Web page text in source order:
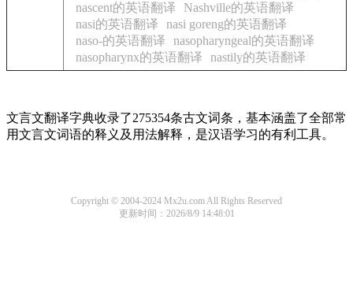
nascent的英语翻译
Nashville的英语翻译
nasi的英语翻译
nasi goreng的英语翻译
naso-的英语翻译
nasopharyngeal的英语翻译
nasopharynx的英语翻译
nastily的英语翻译
文言文翻译字典收录了275354条古文词条，基本涵盖了全部常
用文言文词语的释义及用法解释，是汉语学习的有利工具。
Copyright © 2004-2024 Mx2u.com All Rights Reserved
更新时间：2026/8/9 14:48:01